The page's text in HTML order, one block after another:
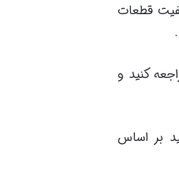
قطعات
کنید و
بر اساس